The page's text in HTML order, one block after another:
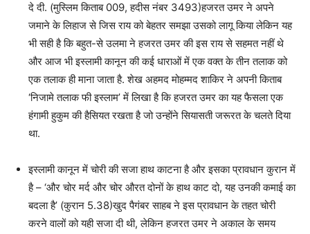
दे दी. (मुस्लिम किताब 009, हदीस नंबर 3493)हजरत उमर ने अपने
जमाने के लिहाज से जिस राय को बेहतर समझा उसको लागू किया लेकिन यह
भी सही है कि बहुत-से उलमा ने हजरत उमर की इस राय से सहमत नहीं थे
और आज भी इस्लामी कानून की कई धाराओं में एक वक्त के तीन तलाक को
एक तलाक ही माना जाता है. शेख अहमद मोहम्मद शाकिर ने अपनी किताब
‘निजामे तलाक फी इस्लाम’ में लिखा है कि हजरत उमर का यह फैसला एक
हंगामी हुकुम की हैसियत रखता है जो उन्होंने सियासती जरूरत के चलते दिया
था.
इस्लामी कानून में चोरी की सजा हाथ काटना है और इसका प्रावधान कुरान में
है – ‘और चोर मर्द और चोर औरत दोनों के हाथ काट दो, यह उनकी कमाई का
बदला है’ (कुरान 5.38)खुद पैगंबर साहब ने इस प्रावधान के तहत चोरी
करने वालों को यही सजा दी थी, लेकिन हजरत उमर ने अकाल के समय